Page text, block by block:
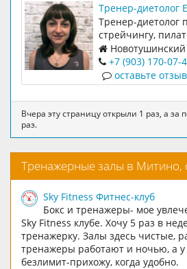
Тренер-диетолог
Тренер-диетолог
стрейчингу,
детский тренер
Новотушинский
+7 (903) 170-07-
оставьте отзыв
Вчера эту страницу открыли 1 раз, а за
раз.
Тренажерные залы в Митино,
Sky Fitness Фитнес-клуб
Бокс и тренажеры- мое
Sky Fitness клубе. Хочу 5 раз в
тренажерку. Залы здесь чистые,
тренажеры работают и ночью, а
безлимит-прихожу, когда удобно.